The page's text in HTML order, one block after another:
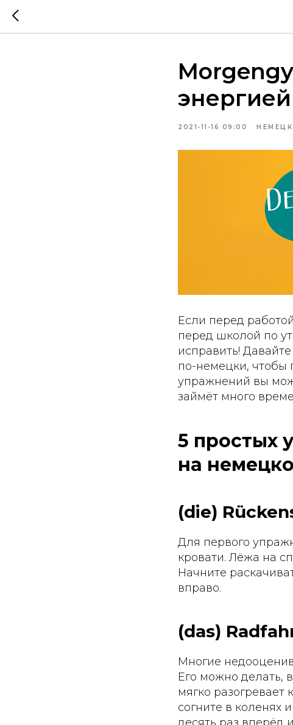
2021-11-16 09:00
Если перед
перед школой по
исправить!
по-немецки, чтобы
упражнений вы
займёт много
5 простых
на
(die)
Для первого
кровати. Лёжа на
Начните
вправо.
(das)
Многие
Его можно делать,
мягко
согните в коленях
десять раз вперёд